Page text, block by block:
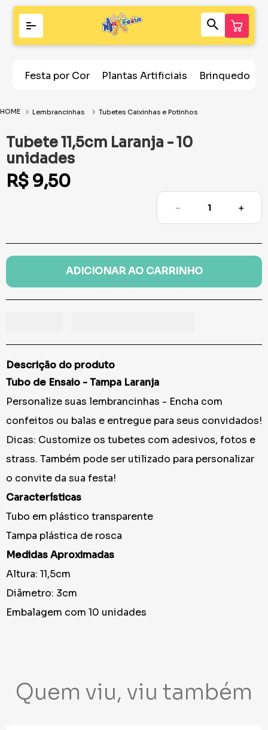
Festa por Cor Plantas Artificiais Brinquedos
Lembrancinhas Tubetes Caixinhas e Potinhos
Tubete 11,5cm Laranja - 10
unidades
R$ 9,50
＋
－
ADICIONAR AO CARRINHO
Descrição do produto
Tubo de Ensaio - Tampa Laranja
Personalize suas lembrancinhas - Encha com
confeitos ou balas e entregue para seus convidados!
Dicas: Customize os tubetes com adesivos, fotos e
strass. Também pode ser utilizado para personalizar
o convite da sua festa!
Características
Tubo em plástico transparente
Tampa plástica de rosca
Medidas Aproximadas
Altura: 11,5cm
Diâmetro: 3cm
Embalagem com 10 unidades
Quem viu, viu também